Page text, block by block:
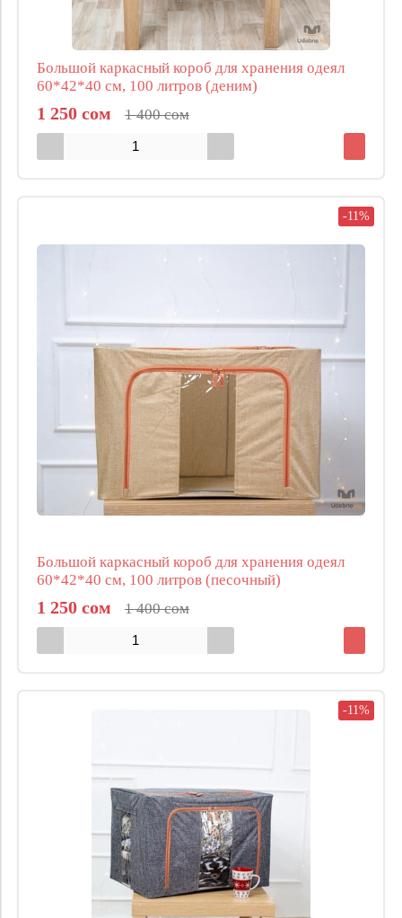
Большой каркасный короб для хранения одеял
60*42*40 см, 100 литров (деним)
1 250 сом 1 400 сом
-11%
Большой каркасный короб для хранения одеял
60*42*40 см, 100 литров (песочный)
1 250 сом 1 400 сом
-11%